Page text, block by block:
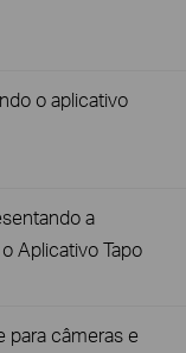
o aplicativo
a
Aplicativo Tapo
para câmeras e